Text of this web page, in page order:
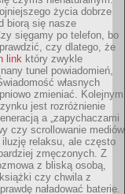
życia dobrze
biorą się nasze
sięgamy po telefon, bo
czy dlatego, że
link który zwykle
tunel powiadomień,
własnych
zmieniać. Kolejnym
jest rozróżnienie
a „zapychaczami
czy scrollowanie mediów
iluzję relaksu, ale często
zmęczonych. Z
z bliską osobą,
czy chwila z
naładować baterie.